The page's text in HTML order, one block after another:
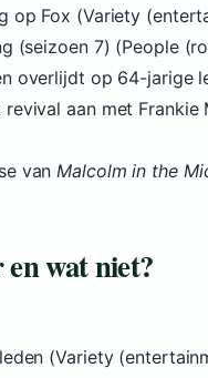
op Fox (Variety
(seizoen 7) (People
overlijdt op 64-jarige
aan met Frankie
vanMalcolm in the
wat niet?
(Variety